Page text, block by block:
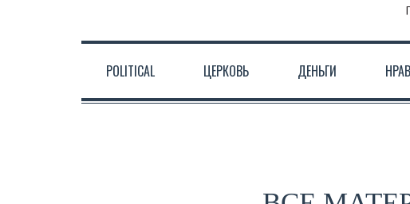
POLITICAL ЦЕРКОВЬ ДЕНЬГИ